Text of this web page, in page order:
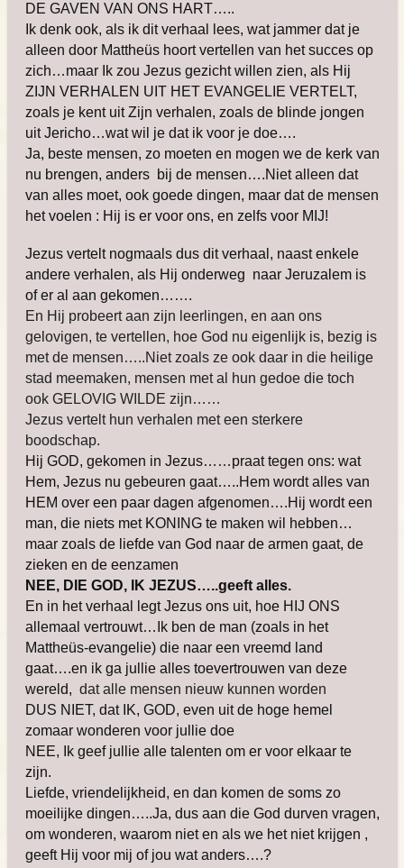
DE GAVEN VAN ONS HART…..
Ik denk ook, als ik dit verhaal lees, wat jammer dat je
alleen door Mattheüs hoort vertellen van het succes op
zich…maar Ik zou Jezus gezicht willen zien, als Hij
ZIJN VERHALEN UIT HET EVANGELIE VERTELT,
zoals je kent uit Zijn verhalen, zoals de blinde jongen
uit Jericho…wat wil je dat ik voor je doe….
Ja, beste mensen, zo moeten en mogen we de kerk van
nu brengen, anders bij de mensen….Niet alleen dat
van alles moet, ook goede dingen, maar dat de mensen
het voelen : Hij is er voor ons, en zelfs voor MIJ!
Jezus vertelt nogmaals dus dit verhaal, naast enkele
andere verhalen, als Hij onderweg naar Jeruzalem is
of er al aan gekomen…….
En Hij probeert aan zijn leerlingen, en aan ons
gelovigen, te vertellen, hoe God nu eigenlijk is, bezig is
met de mensen…..Niet zoals ze ook daar in die heilige
stad meemaken, mensen met al hun gedoe die toch
ook GELOVIG WILDE zijn……
Jezus vertelt hun verhalen met een sterkere
boodschap.
Hij GOD, gekomen in Jezus……praat tegen ons: wat
Hem, Jezus nu gebeuren gaat…..Hem wordt alles van
HEM over een paar dagen afgenomen….Hij wordt een
man, die niets met KONING te maken wil hebben…
maar zoals de liefde van God naar de armen gaat, de
zieken en de eenzamen
NEE, DIE GOD, IK JEZUS…..geeft alles.
En in het verhaal legt Jezus ons uit, hoe HIJ ONS
allemaal vertrouwt…Ik ben de man (zoals in het
Mattheüs-evangelie) die naar een vreemd land
gaat….en ik ga jullie alles toevertrouwen van deze
wereld, dat alle mensen nieuw kunnen worden
DUS NIET, dat IK, GOD, even uit de hoge hemel
zomaar wonderen voor jullie doe
NEE, Ik geef jullie alle talenten om er voor elkaar te
zijn.
Liefde, vriendelijkheid, en dan komen de soms zo
moeilijke dingen…..Ja, dus aan die God durven vragen,
om wonderen, waarom niet en als we het niet krijgen ,
geeft Hij voor mij of jou wat anders….?